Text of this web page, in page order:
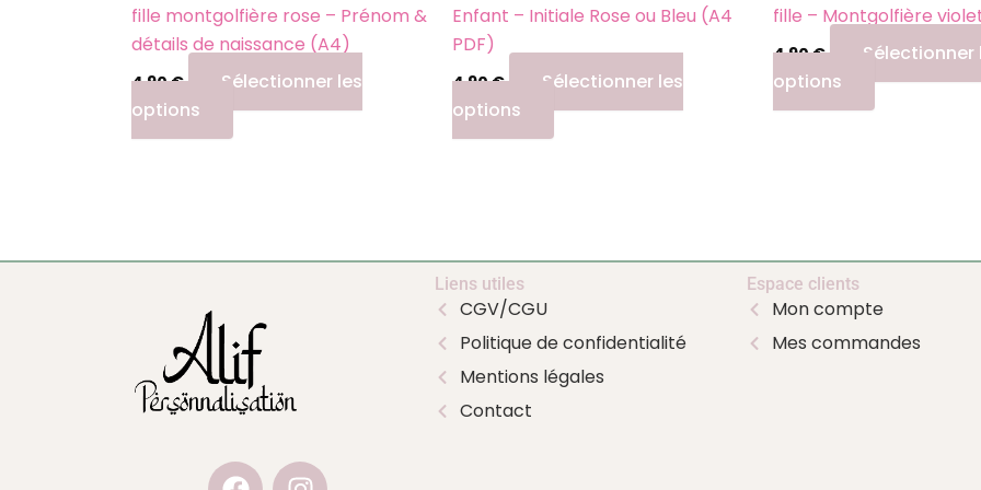
fille montgolfière rose – Prénom &
détails de naissance (A4)
4,90€
Sélectionner les
options
page
du
produit
Enfant – Initiale Rose ou Bleu (A4
PDF)
4,90€
Sélectionner les
options
page
produit
fille – Montgolfière
4,90€
Sélectionner
options
page
du
F I
Liens utiles
CGV/CGU
Politique de confidentialité
Mentions légales
Contact
Espace clients
Mon compte
Mes commandes